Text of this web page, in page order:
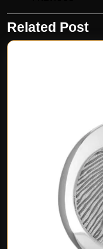
Previous
post:
Related Post